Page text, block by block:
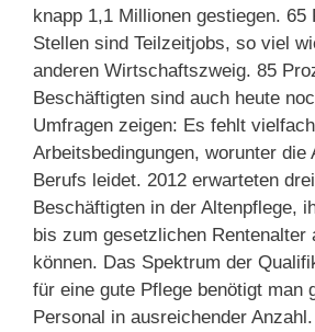
knapp 1,1 Millionen gestiegen. 65
Stellen sind Teilzeitjobs, so viel
anderen Wirtschaftszweig. 85
Beschäftigten sind auch heute
Umfragen zeigen: Es fehlt
Arbeitsbedingungen, worunter die
Berufs leidet. 2012 erwarteten
Beschäftigten in der Altenpflege,
bis zum gesetzlichen Rentenalter
können. Das Spektrum der
für eine gute Pflege benötigt man
Personal in ausreichender